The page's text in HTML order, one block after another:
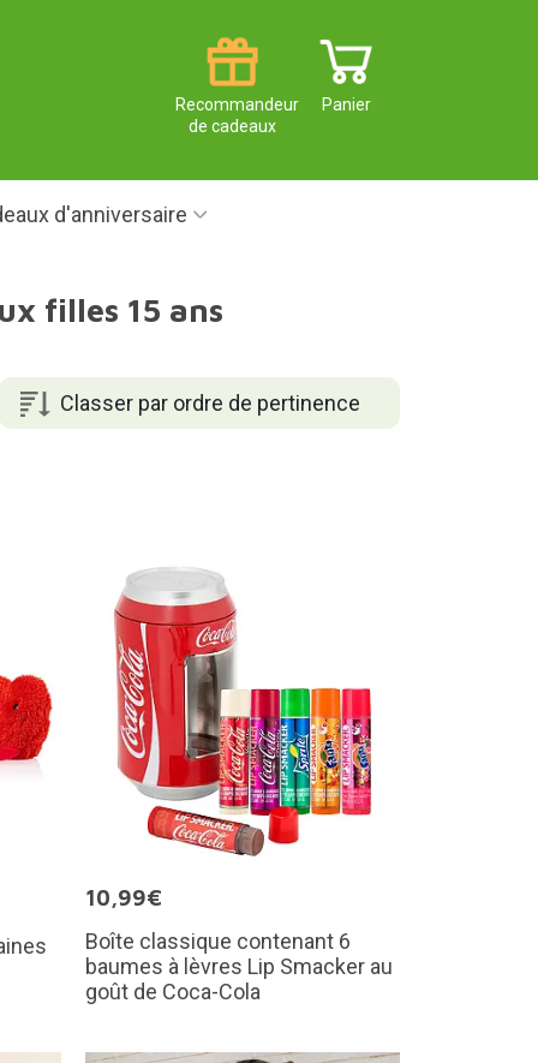
Panier
Recommandeur
de cadeaux
d'anniversaire
filles 15 ans
Classer par ordre de pertinence
10,99€
Boîte classique contenant 6
baumes à lèvres Lip Smacker au
goût de Coca-Cola